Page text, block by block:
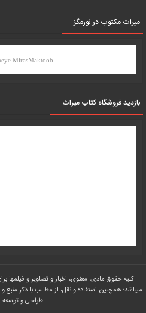
میرات مکتوب در نورمگز
MirasMaktoob
بازدید فروشگاه کتاب میراث
کلیه حقوق مادی، معنوی، اخبار و تصاویر و
طراحی و توسعه :